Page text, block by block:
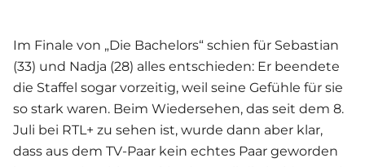
Im Finale von „Die Bachelors“ schien für Sebastian
(33) und Nadja (28) alles entschieden: Er beendete
die Staffel sogar vorzeitig, weil seine Gefühle für sie
so stark waren. Beim Wiedersehen, das seit dem 8.
Juli bei RTL+ zu sehen ist, wurde dann aber klar,
dass aus dem TV-Paar kein echtes Paar geworden